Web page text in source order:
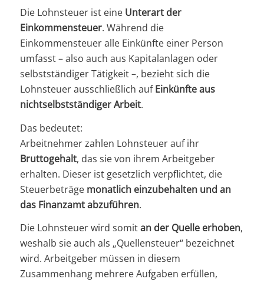
Die Lohnsteuer ist eine Unterart der
Einkommensteuer. Während die
Einkommensteuer alle Einkünfte einer Person
umfasst – also auch aus Kapitalanlagen oder
selbstständiger Tätigkeit –, bezieht sich die
Lohnsteuer ausschließlich aufEinkünfte aus
nichtselbstständiger Arbeit.
Das bedeutet:
Arbeitnehmer zahlen Lohnsteuer auf ihr
Bruttogehalt, das sie von ihrem Arbeitgeber
erhalten. Dieser ist gesetzlich verpflichtet, die
Steuerbeträge monatlich einzubehalten und an
das Finanzamt abzuführen.
Die Lohnsteuer wird somitan der Quelle erhoben,
weshalb sie auch als „Quellensteuer“ bezeichnet
wird. Arbeitgeber müssen in diesem
Zusammenhang mehrere Aufgaben erfüllen,